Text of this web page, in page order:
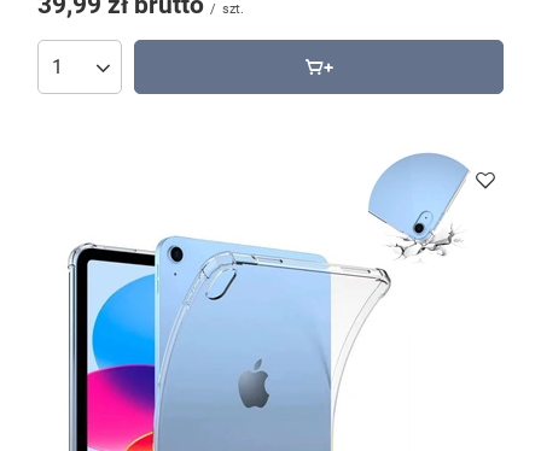
/ szt.